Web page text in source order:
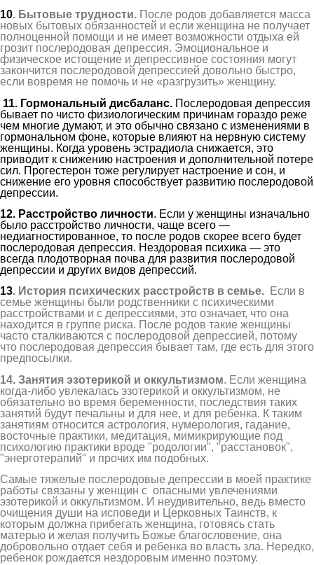
10. Бытовые трудности. После родов добавляется масса
новых бытовых обязанностей и если женщина не получает
полноценной помощи и не имеет возможности отдыха ей
грозит послеродовая депрессия. Эмоциональное и
физическое истощение и депрессивное состояния могут
закончится послеродовой депрессией довольно быстро,
если вовремя не помочь и не «разгрузить» женщину.
11. Гормональный дисбаланс. Послеродовая депрессия
бывает по чисто физиологическим причинам гораздо реже
чем многие думают, и это обычно связано с изменениями в
гормональном фоне, которые влияют на нервную систему
женщины. Когда уровень эстрадиола снижается, это
приводит к снижению настроения и дополнительной потере
сил. Прогестерон тоже регулирует настроение и сон, и
снижение его уровня способствует развитию послеродовой
депрессии.
12. Расстройство личности. Если у женщины изначально
было расстройство личности, чаще всего —
недиагностированное, то после родов скорее всего будет
послеродовая депрессия. Нездоровая психика — это
всегда плодотворная почва для развития послеродовой
депрессии и других видов депрессий.
13. История психических расстройств в семье. Если в
семье женщины были родственники с психическими
расстройствами и с депрессиями, это означает, что она
находится в группе риска. После родов такие женщины
часто сталкиваются с послеродовой депрессией, потому
что послеродовая депрессия бывает там, где есть для этого
предпосылки.
14. Занятия эзотерикой и оккультизмом. Если женщина
когда-либо увлекалась эзотерикой и оккультизмом, не
обязательно во время беременности, последствия таких
занятий будут печальны и для нее, и для ребенка. К таким
занятиям относится астрология, нумерология, гадание,
восточные практики, медитация, мимикрирующие под
психологию практики вроде "родологии", "расстановок",
"энерготерапий" и прочих им подобных.
Самые тяжелые послеродовые депрессии в моей практике
работы связаны у женщин с опасными увлечениями
эзотерикой и оккультизмом. И неудивительно, ведь вместо
очищения души на исповеди и Церковных Таинств, к
которым должна прибегать женщина, готовясь стать
матерью и желая получить Божье благословение, она
добровольно отдает себя и ребенка во власть зла. Нередко,
ребенок рождается нездоровым именно поэтому.